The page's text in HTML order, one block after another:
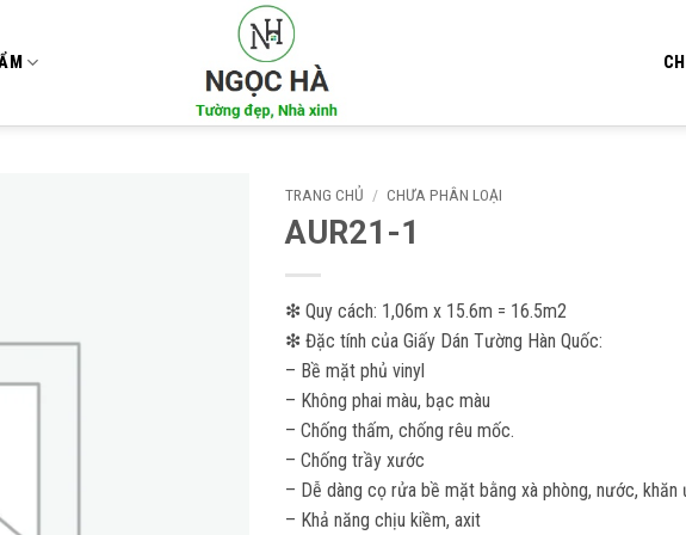
TRANG CHỦ / CHƯA PHÂN LOẠI
AUR21-1
❇ Quy cách: 1,06m x 15.6m = 16.5m2
❇ Đặc tính của Giấy Dán Tường Hàn Quốc:
– Bề mặt phủ vinyl
– Không phai màu, bạc màu
– Chống thấm, chống rêu mốc.
– Chống trầy xước
– Dễ dàng cọ rửa bề mặt bằng xà phòng, nước, khăn
– Khả năng chịu kiềm, axit